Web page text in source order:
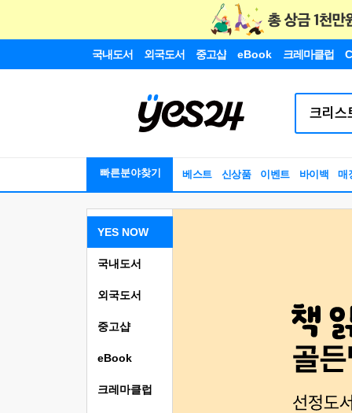
국내도서 외국도서 중고샵 eBook 크레마클럽
빠른분야찾기 베스트 신상품 이벤트 바이백 매
YES NOW
국내도서
외국도서
중고샵
eBook
크레마클럽